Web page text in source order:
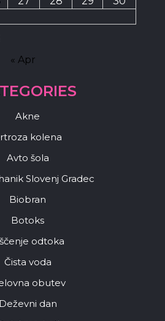
« Apr
Akne
kolena
Avto šola
Slovenj Gradec
Biobran
Botoks
odtoka
Čista voda
obutev
Deževni dan